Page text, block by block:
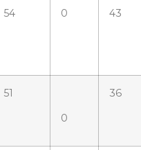
54 0 43
51
0
36